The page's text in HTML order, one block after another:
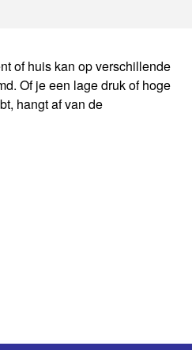
of huis kan op verschillende
Of je een lage druk of hoge
hangt af van de